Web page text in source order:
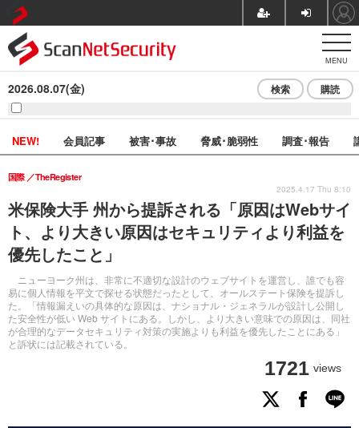
MENU
2026.08.07(金) 検索 購読
NEW! 会員記事 被害･事故 脅威･脆弱性 調査･報告
米保険大手 州から提訴される「原因はWebサイ
ト、より大きい原因はセキュリティより利益を
優先したこと」
ニューヨーク州は、非常に不適切な設計のウェブサイトを運営し、誰でも容
易に個人情報を平文で探せる状態だったとして、オールステート保険を提訴し
た。「情報漏えいの具体的な原因は、ナショナル・ジェネラルが設計し公開し
た安全性が低い Web サイトにある。しかし、より大きい意味での原因は、同社
が合理的なデータセキュリティ対策の実施よりも利益を優先したことにある」
と訴状には記載されている。
国際 TheRegister
1721 views
2025.4.17 Thu 8:10